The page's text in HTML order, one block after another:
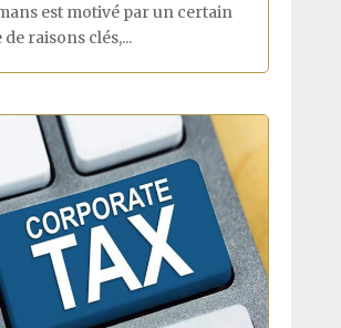
est motivé par un certain
raisons clés,...